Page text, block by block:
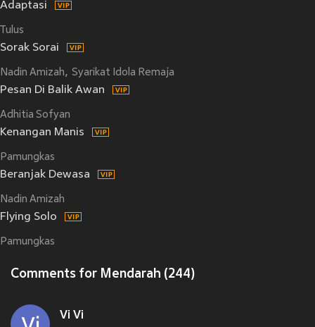
Adaptasi
Tulus
Sorak Sorai
Nadin Amizah Syarikat Idola Remaja
Pesan Di Balik Awan
Adhitia Sofyan
Kenangan Manis
Pamungkas
Beranjak Dewasa
Nadin Amizah
Flying Solo
Pamungkas
Comments for Mendarah (244)
Vi Vi